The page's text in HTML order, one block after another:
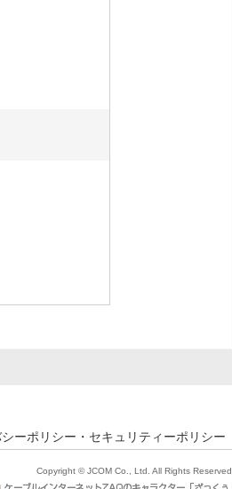
ーポリシー・セキュリティーポリシー
Copyright © JCOM Co., Ltd. All Rights Reserved.